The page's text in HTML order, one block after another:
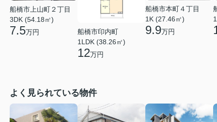
船橋市上山町２丁目
3DK (54.18㎡)
7.5万円
船橋市印内町
1LDK (38.26㎡)
12万円
船橋市本町４丁目
1K (27.46㎡)
9.9万円
よく見られている物件